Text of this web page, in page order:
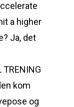
a higher
Ja, det
kom
og